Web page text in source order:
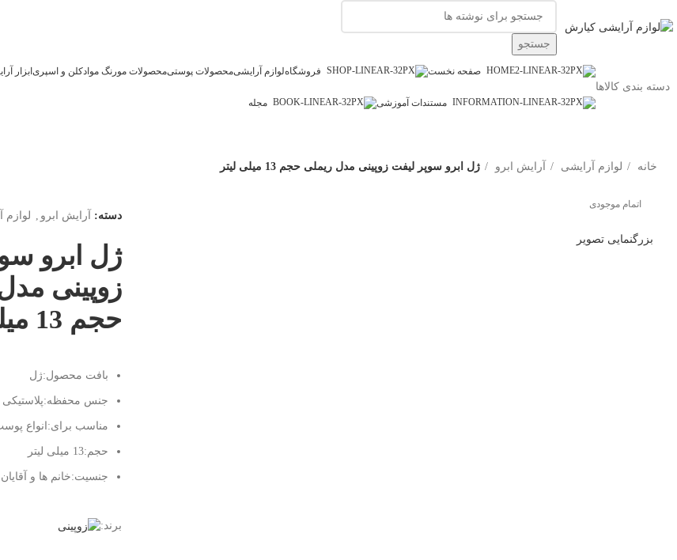
جستجو
دسته بندی کالاها
صفحه نخست فروشگاهلوازم آرایشیمحصولات پوستیمحصولات مورنگ مو ادکلن و اسپری ابزار
مستندات آموزشی مجله
خانه لوازم آرایشی آرایش ابرو ژل ابرو سوپر لیفت زوپینی مدل ریملی حجم 13 میلی لیتر
اتمام موجودی
بزرگنمایی تصویر
دسته: آرایش ابرو , لوازم
ژل ابرو
زوپینی
حجم 13 میلی لیتر
بافت محصول:ژل
جنس محفظه:پلاستیکی
مناسب برای:انواع
حجم:13 میلی لیتر
جنسیت:خانم ها و آقایان
برند: